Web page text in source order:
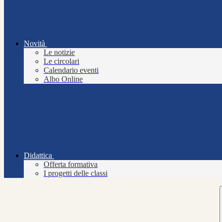
Novità
Le notizie
Le circolari
Calendario eventi
Albo Online
Didattica
Offerta formativa
I progetti delle classi